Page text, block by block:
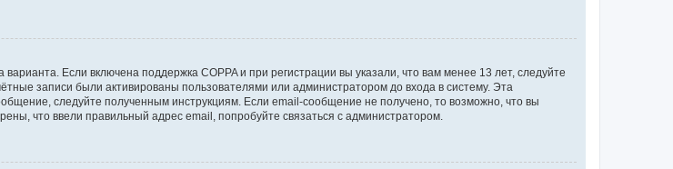
Если включена поддержка COPPA и при регистрации вы указали, что вам менее 13 лет, следуйте
записи были активированы пользователями или администратором до входа в систему. Эта
следуйте полученным инструкциям. Если email-сообщение не получено, то возможно, что вы
что ввели правильный адрес email, попробуйте связаться с администратором.